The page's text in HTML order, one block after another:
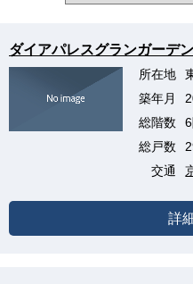
ダイアパレスグランガーデ
所在地
築年月
総階数
総戸数
交通
詳